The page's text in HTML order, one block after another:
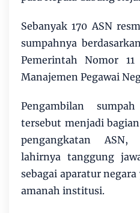
Sebanyak 170 ASN
sumpahnya
Pemerintah Nomor
Manajemen Pegawai
Pengambilan
tersebut menjadi
pengangkatan ASN,
lahirnya tanggung
sebagai aparatur
amanah institusi.